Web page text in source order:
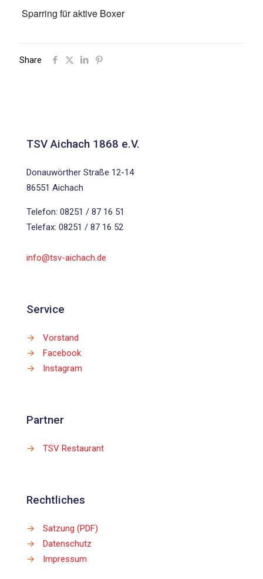
Sparring für aktive Boxer
Share
TSV Aichach 1868 e.V.
Donauwörther Straße 12-14
86551 Aichach
Telefon: 08251 / 87 16 51
Telefax: 08251 / 87 16 52
info@tsv-aichach.de
Service
→
Vorstand
→
Facebook
→
Instagram
Partner
→ TSV Restaurant
Rechtliches
→
Satzung (PDF)
→
Datenschutz
→
Impressum